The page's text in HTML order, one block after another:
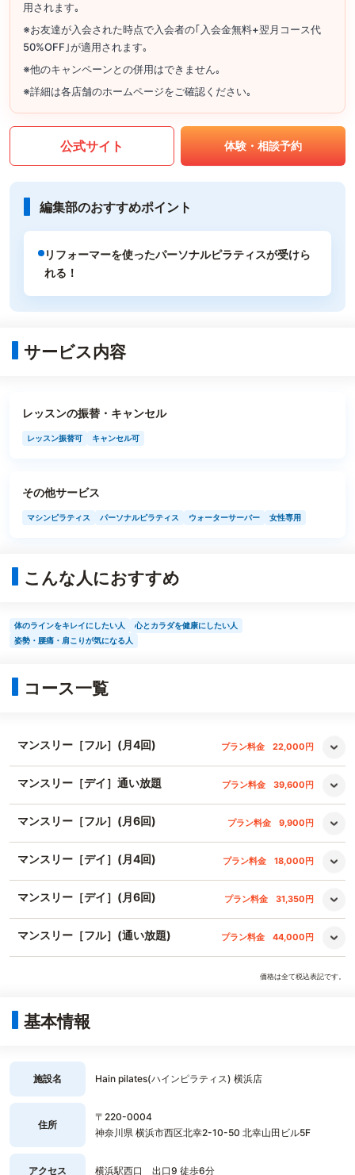
用されます｡
※お友達が入会された時点で入会者の｢入会金無料+翌月コース代
50%OFF｣が適用されます｡
※他のキャンペーンとの併用はできません｡
※詳細は各店舗のホームページをご確認ください｡
公式サイト 体験・相談予約
編集部のおすすめポイント
リフォーマーを使ったパーソナルピラティスが受けら
れる！
サービス内容
レッスンの振替・キャンセル
レッスン振替可 キャンセル可
その他サービス
マシンピラティス パーソナルピラティス ウォーターサーバー 女性専用
こんな人におすすめ
体のラインをキレイにしたい人
心とカラダを健康にしたい人
姿勢・腰痛・肩こりが気になる人
コース一覧
マンスリー［フル］(月4回) プラン料金 22,000円
マンスリー［デイ］通い放題 プラン料金 39,600円
マンスリー［フル］(月6回) プラン料金 9,900円
マンスリー［デイ］(月4回) プラン料金 18,000円
マンスリー［デイ］(月6回) プラン料金 31,350円
マンスリー［フル］(通い放題) プラン料金 44,000円
価格は全て税込表記です。
基本情報
施設名 Hain pilates(ハインピラティス) 横浜店
住所
〒220-0004
神奈川県 横浜市西区北幸2-10-50 北幸山田ビル5F
アクセス 横浜駅西口 出口9 徒歩6分